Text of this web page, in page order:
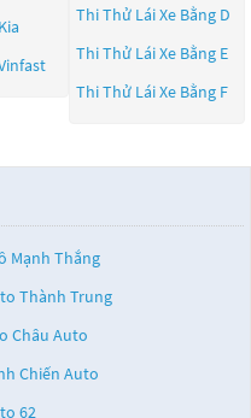
Kia
Thi Thử Lái Xe Bằng D
Thi Thử Lái Xe Bằng E
Thi Thử Lái Xe Bằng F
Mạnh Thắng
Thành Trung
Châu Auto
Chiến Auto
62